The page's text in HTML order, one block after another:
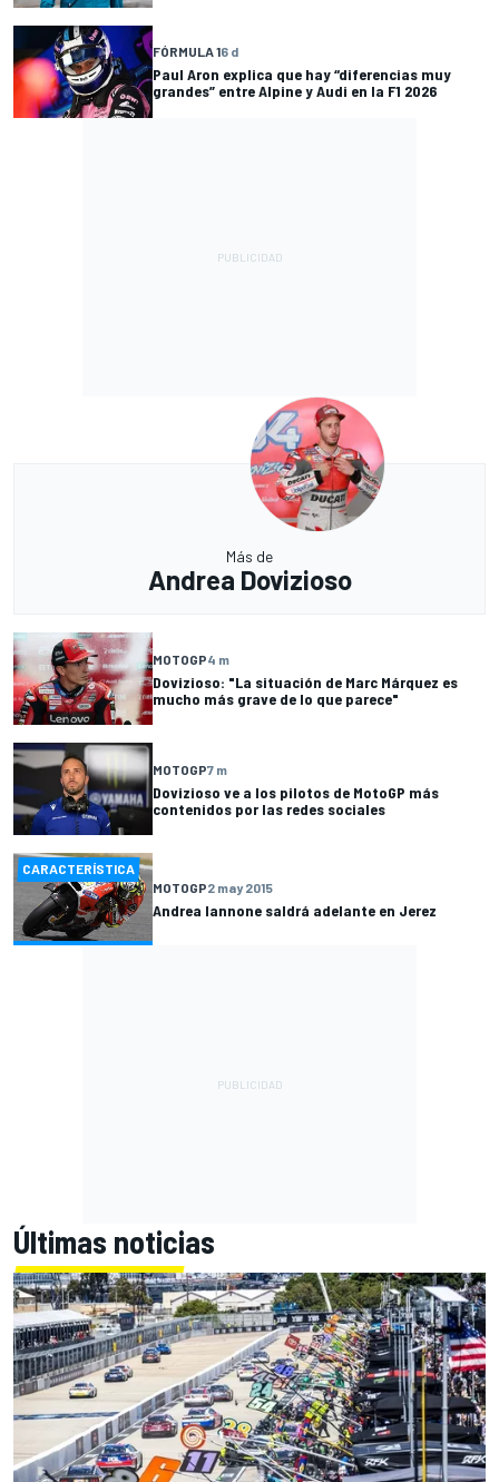
FÓRMULA 16 d
Paul Aron explica que hay “diferencias muy
grandes” entre Alpine y Audi en la F1 2026
Más de
Andrea Dovizioso
MOTOGP4 m
Dovizioso: "La situación de Marc Márquez es
mucho más grave de lo que parece"
MOTOGP7 m
Dovizioso ve a los pilotos de MotoGP más
contenidos por las redes sociales
CARACTERÍSTICA
MOTOGP2 may 2015
Andrea Iannone saldrá adelante en Jerez
Últimas noticias